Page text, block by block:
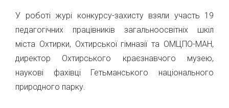
У роботі журі конкурсу-захисту взяли участь 19
педагогічних працівників загальноосвітніх шкіл
міста Охтирки, Охтирської гімназії та ОМЦПО-МАН,
директор Охтирського краєзнавчого музею,
наукові фахівці Гетьманського національного
природного парку.